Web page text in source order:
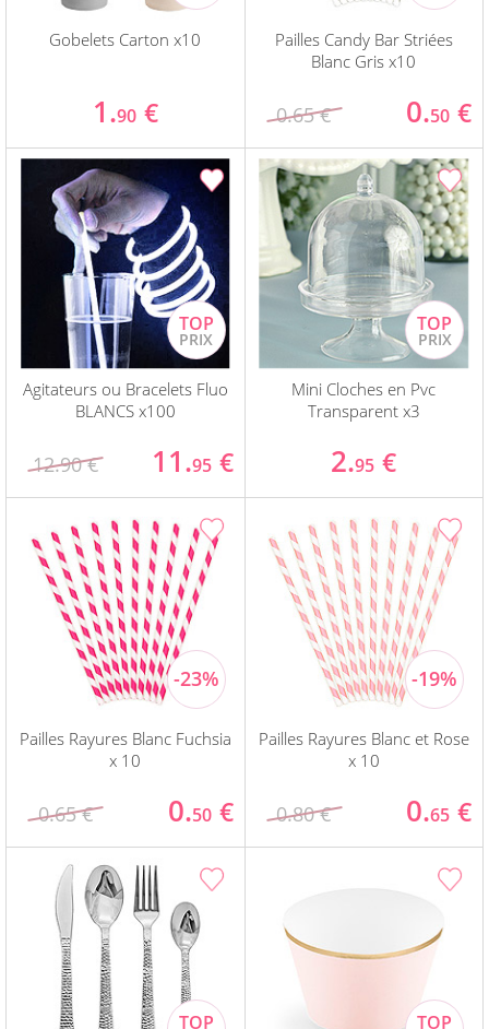
Gobelets Carton x10
1.90 €
Pailles Candy Bar Striées
Blanc Gris x10
0.65 € 0.50 €
Agitateurs ou Bracelets Fluo
BLANCS x100
12.90 € 11.95 €
Mini Cloches en Pvc
Transparent x3
2.95 €
Pailles Rayures Blanc Fuchsia
x 10
0.65 € 0.50 €
Pailles Rayures Blanc et Rose
x 10
0.80 € 0.65 €